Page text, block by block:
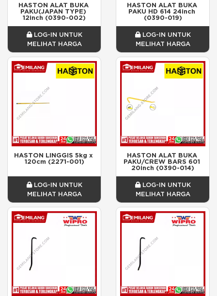
HASTON ALAT BUKA
PAKU(JAPAN TYPE)
12inch (0390-002)
LOG-IN UNTUK
MELIHAT HARGA
HASTON ALAT BUKA
PAKU HD 614 24inch
(0390-019)
LOG-IN UNTUK
MELIHAT HARGA
HASTON LINGGIS 5kg x
120cm (2271-001)
LOG-IN UNTUK
MELIHAT HARGA
HASTON ALAT BUKA
PAKU/CREW BARS 601
20inch (0390-014)
LOG-IN UNTUK
MELIHAT HARGA